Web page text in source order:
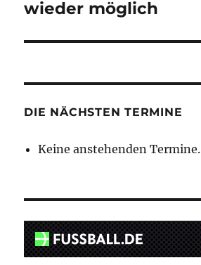
Beitrag:
wieder möglich
DIE NÄCHSTEN TERMINE
Keine anstehenden Termine.